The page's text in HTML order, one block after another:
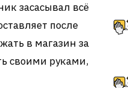
засасывал всё
после
в магазин за
своими руками,